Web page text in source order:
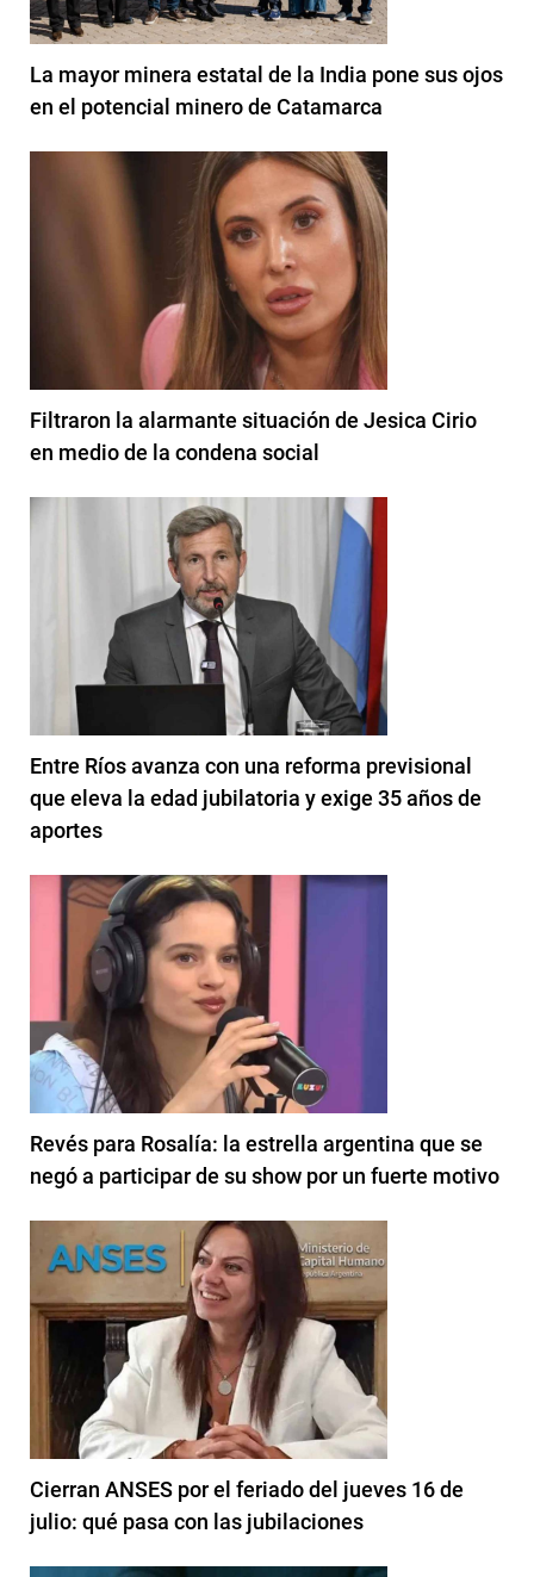
La mayor minera estatal de la India pone sus ojos
en el potencial minero de Catamarca
Filtraron la alarmante situación de Jesica Cirio
en medio de la condena social
Entre Ríos avanza con una reforma previsional
que eleva la edad jubilatoria y exige 35 años de
aportes
Revés para Rosalía: la estrella argentina que se
negó a participar de su show por un fuerte motivo
Cierran ANSES por el feriado del jueves 16 de
julio: qué pasa con las jubilaciones